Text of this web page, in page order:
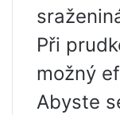
Při
možný
Abyste